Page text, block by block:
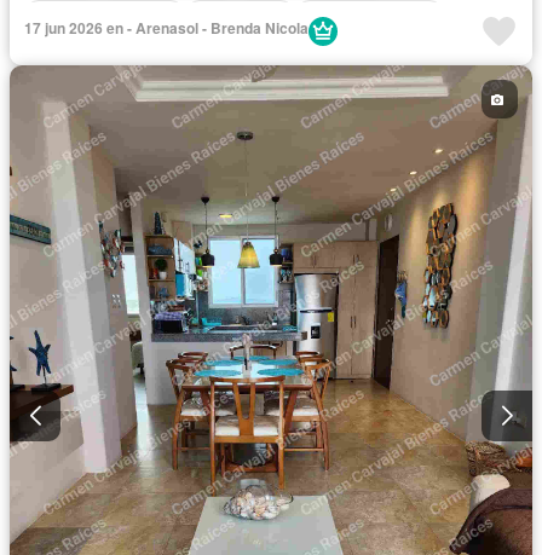
Estacionamiento
Garita de guardianía
Jardín
Seguridad Vista panorámica Wifi
17 jun 2026 en - Arenasol - Brenda Nicola